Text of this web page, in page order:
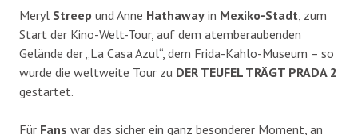
Meryl Streep und Anne Hathaway in Mexiko-Stadt, zum
Start der Kino-Welt-Tour, auf dem atemberaubenden
Gelände der „La Casa Azul“, dem Frida-Kahlo-Museum – so
wurde die weltweite Tour zu DER TEUFEL TRÄGT PRADA 2
gestartet.
Für Fans war das sicher ein ganz besonderer Moment, an